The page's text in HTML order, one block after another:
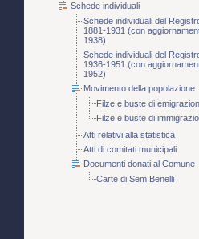
Schede individuali
Schede individuali del
1881-1931 (con
1938)
Schede individuali del
1936-1951 (con
1952)
Movimento della popolazione
Filze e buste di
Filze e buste di
Atti relativi alla statistica
Atti di comitati municipali
Documenti donati al Comune
Carte di Sem Benelli